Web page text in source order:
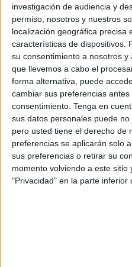
investigación de audiencia y
permiso, nosotros y nuestros
localización geográfica precisa
características de dispositivos.
su consentimiento a nosotros
que llevemos a cabo el
forma alternativa, puede
cambiar sus preferencias
consentimiento. Tenga en
sus datos personales puede
pero usted tiene el derecho de
preferencias se aplicarán solo
sus preferencias o retirar su
momento volviendo a este sitio
"Privacidad" en la parte inferior